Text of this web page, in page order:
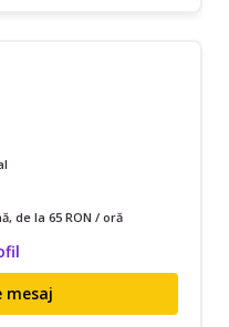
de la 65 RON / oră
mesaj